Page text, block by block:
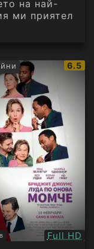
на най-
ми приятел
IMDb
6.5
Full HD